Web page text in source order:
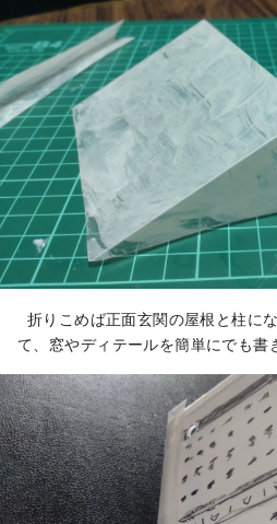
折りこめば正面玄関の屋根と柱に
て、窓やディテールを簡単にでも